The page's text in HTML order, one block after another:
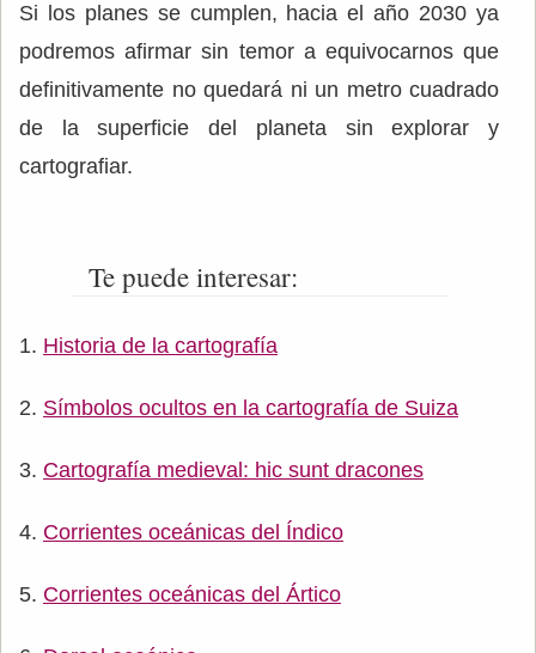
Si los planes se cumplen, hacia el año 2030 ya
podremos afirmar sin temor a equivocarnos que
definitivamente no quedará ni un metro cuadrado
de la superficie del planeta sin explorar y
cartografiar.
Te puede interesar:
Historia de la cartografía
Símbolos ocultos en la cartografía de Suiza
Cartografía medieval: hic sunt dracones
Corrientes oceánicas del Índico
Corrientes oceánicas del Ártico